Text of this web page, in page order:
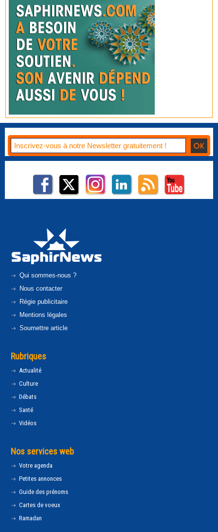
Qui sommes-nous ?
Nous contacter
Régie publicitaire
Mentions légales
Soumettre article
Rubriques
Actualité
Culture
Débats
Santé
Vidéos
Nos services web
Votre agenda
Petites annonces
Guide des prénoms
Cartes de voeux
Ramadan